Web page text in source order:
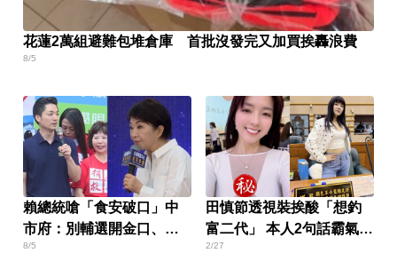
花蓮2萬組避難包堆倉庫 首批沒發完又加買挨轟浪費
8/5
賴總統嗆「食安破口」中
市府：別輔選開金口、成
民主破口
8/5
田慎節透視裝挨酸「想釣
富二代」 本人2句話霸氣回
敬
2/27